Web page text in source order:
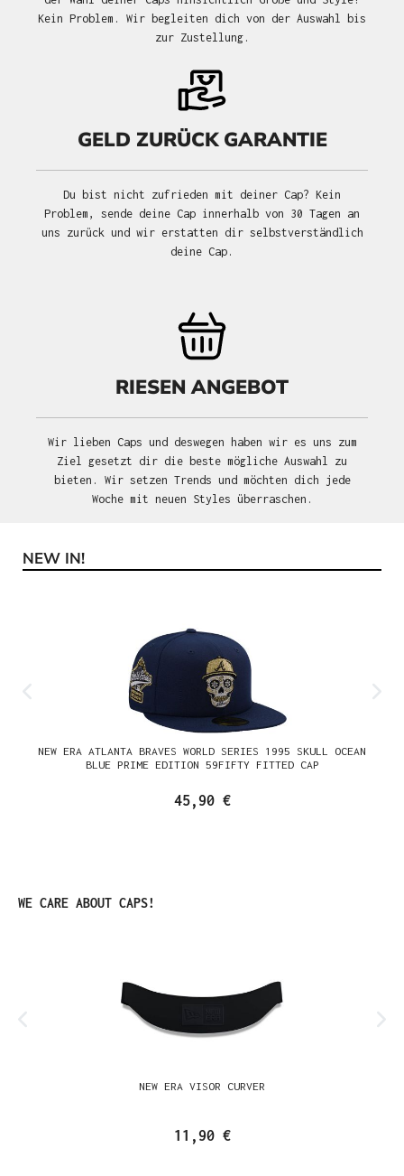
Kein Problem. Wir begleiten dich von der Auswahl bis
zur Zustellung.
GELD ZURÜCK GARANTIE
Du bist nicht zufrieden mit deiner Cap? Kein
Problem, sende deine Cap innerhalb von 30 Tagen an
uns zurück und wir erstatten dir selbstverständlich
deine Cap.
RIESEN ANGEBOT
Wir lieben Caps und deswegen haben wir es uns zum
Ziel gesetzt dir die beste mögliche Auswahl zu
bieten. Wir setzen Trends und möchten dich jede
Woche mit neuen Styles überraschen.
Produktgalerie überspringen
NEW IN!
NEW ERA ATLANTA BRAVES WORLD SERIES 1995 SKULL OCEAN
BLUE PRIME EDITION 59FIFTY FITTED CAP
45,90 €
Produktgalerie überspringen
WE CARE ABOUT CAPS!
NEW ERA VISOR CURVER
11,90 €